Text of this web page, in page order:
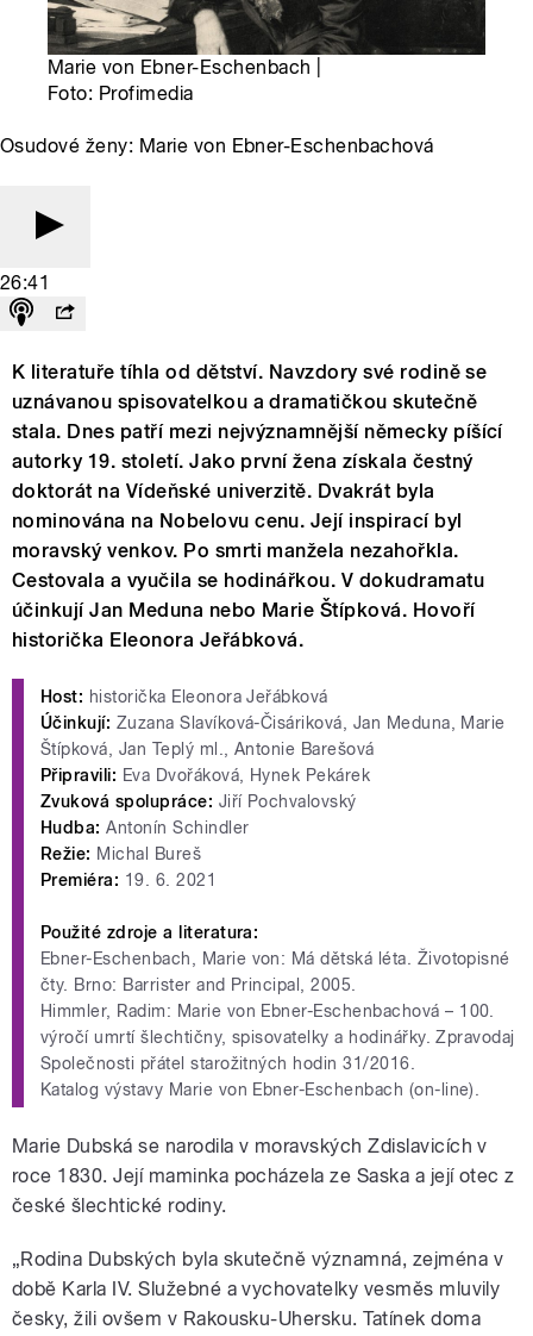
Marie von Ebner-Eschenbach |
Foto: Profimedia
Osudové ženy: Marie von Ebner-Eschenbachová
26:41
K literatuře tíhla od dětství. Navzdory své rodině se
uznávanou spisovatelkou a dramatičkou skutečně
stala. Dnes patří mezi nejvýznamnější německy píšící
autorky 19. století. Jako první žena získala čestný
doktorát na Vídeňské univerzitě. Dvakrát byla
nominována na Nobelovu cenu. Její inspirací byl
moravský venkov. Po smrti manžela nezahořkla.
Cestovala a vyučila se hodinářkou. V dokudramatu
účinkují Jan Meduna nebo Marie Štípková. Hovoří
historička Eleonora Jeřábková.
Host: historička Eleonora Jeřábková
Účinkují: Zuzana Slavíková-Čisáriková, Jan Meduna, Marie
Štípková, Jan Teplý ml., Antonie Barešová
Připravili: Eva Dvořáková, Hynek Pekárek
Zvuková spolupráce: Jiří Pochvalovský
Hudba: Antonín Schindler
Režie: Michal Bureš
Premiéra: 19. 6. 2021
Použité zdroje a literatura:
Ebner-Eschenbach, Marie von: Má dětská léta. Životopisné
čty. Brno: Barrister and Principal, 2005.
Himmler, Radim: Marie von Ebner-Eschenbachová – 100.
výročí umrtí šlechtičny, spisovatelky a hodinářky. Zpravodaj
Společnosti přátel starožitných hodin 31/2016.
Katalog výstavy Marie von Ebner-Eschenbach (on-line).
Marie Dubská se narodila v moravských Zdislavicích v
roce 1830. Její maminka pocházela ze Saska a její otec z
české šlechtické rodiny.
„Rodina Dubských byla skutečně významná, zejména v
době Karla IV. Služebné a vychovatelky vesměs mluvily
česky, žili ovšem v Rakousku-Uhersku. Tatínek doma